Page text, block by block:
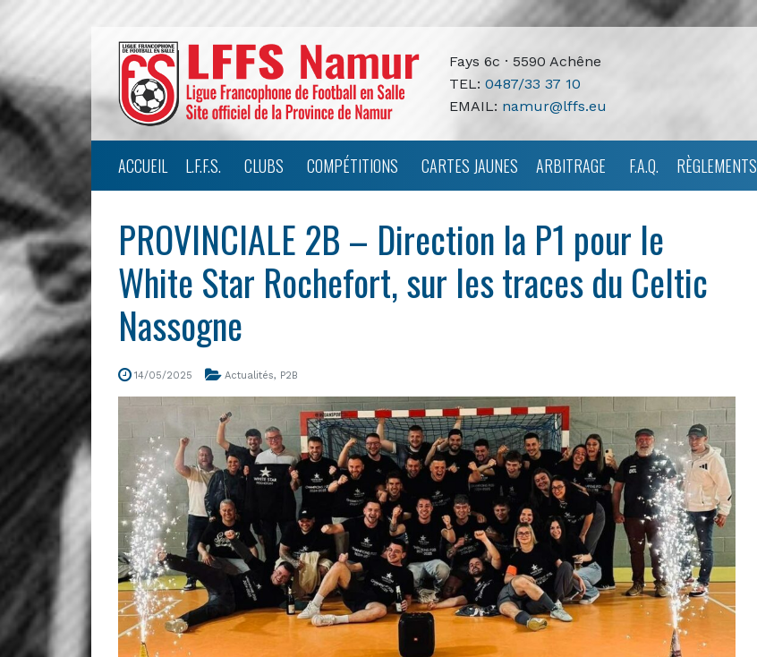
Fays 6c · 5590 Achêne
TEL: 0487/33 37 10
EMAIL: namur@lffs.eu
ACCUEIL L.F.F.S. CLUBS COMPÉTITIONS CARTES JAUNES ARBITRAGE F.A.Q. RÈGLEMENTS
PROVINCIALE 2B – Direction la P1 pour le
White Star Rochefort, sur les traces du Celtic
Nassogne
14/05/2025 Actualités, P2B